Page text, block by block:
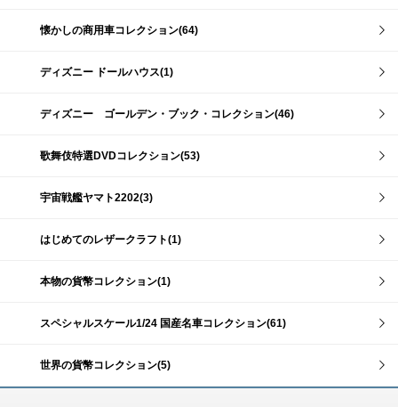
懐かしの商用車コレクション(64)
ディズニー ドールハウス(1)
ディズニー ゴールデン・ブック・コレクション(46)
歌舞伎特選DVDコレクション(53)
宇宙戦艦ヤマト2202(3)
はじめてのレザークラフト(1)
本物の貨幣コレクション(1)
スペシャルスケール1/24 国産名車コレクション(61)
世界の貨幣コレクション(5)